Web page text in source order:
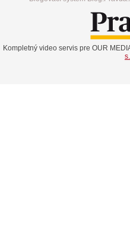
Kompletný video servis pre OUR